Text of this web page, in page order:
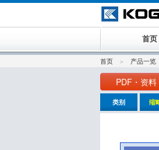
首页
首页 产品一览
PDF・资料
类别 缩